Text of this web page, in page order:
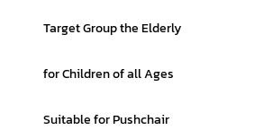
Target Group the Elderly
for Children of all Ages
Suitable for Pushchair